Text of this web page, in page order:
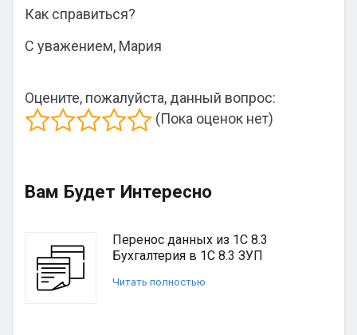
Как справиться?
С уважением, Мария
Оцените, пожалуйста, данный вопрос:
(Пока оценок нет)
Вам Будет Интересно
Перенос данных из 1С 8.3
Бухгалтерия в 1С 8.3 ЗУП
Читать полностью